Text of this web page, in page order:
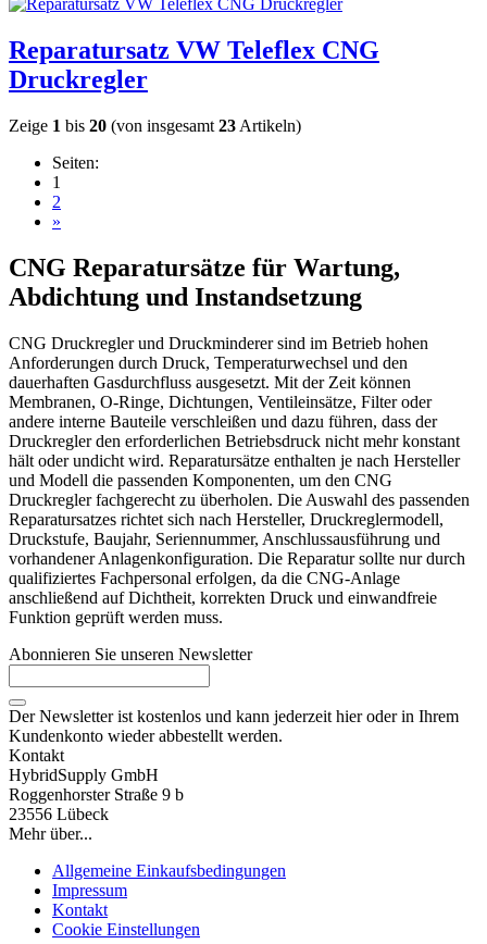
Reparatursatz VW Teleflex CNG
Druckregler
Zeige 1 bis 20 (von insgesamt 23 Artikeln)
Seiten:
1
2
»
CNG Reparatursätze für Wartung,
Abdichtung und Instandsetzung
CNG Druckregler und Druckminderer sind im Betrieb hohen
Anforderungen durch Druck, Temperaturwechsel und den
dauerhaften Gasdurchfluss ausgesetzt. Mit der Zeit können
Membranen, O-Ringe, Dichtungen, Ventileinsätze, Filter oder
andere interne Bauteile verschleißen und dazu führen, dass der
Druckregler den erforderlichen Betriebsdruck nicht mehr konstant
hält oder undicht wird. Reparatursätze enthalten je nach Hersteller
und Modell die passenden Komponenten, um den CNG
Druckregler fachgerecht zu überholen. Die Auswahl des passenden
Reparatursatzes richtet sich nach Hersteller, Druckreglermodell,
Druckstufe, Baujahr, Seriennummer, Anschlussausführung und
vorhandener Anlagenkonfiguration. Die Reparatur sollte nur durch
qualifiziertes Fachpersonal erfolgen, da die CNG-Anlage
anschließend auf Dichtheit, korrekten Druck und einwandfreie
Funktion geprüft werden muss.
Abonnieren Sie unseren Newsletter
Der Newsletter ist kostenlos und kann jederzeit hier oder in Ihrem
Kundenkonto wieder abbestellt werden.
Kontakt
HybridSupply GmbH
Roggenhorster Straße 9 b
23556 Lübeck
Mehr über...
Allgemeine Einkaufsbedingungen
Impressum
Kontakt
Cookie Einstellungen